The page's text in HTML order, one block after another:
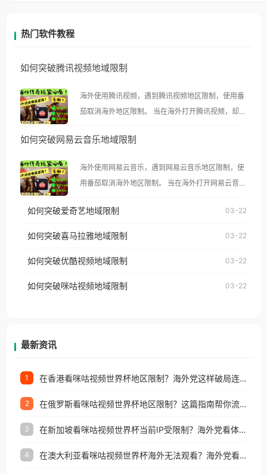
热门软件教程
如何突破腾讯视频地域限制
海外使用腾讯视频，遇到腾讯视频地区限制，使用番
茄取消海外地区限制。 当在海外打开腾讯视频，却突
示语。 海外用户如香港、澳门、台湾、美国、加拿
像其他音乐平台一样，出现地区及版权限制问题，且
仅能在中国大陆地区播放。 遇到这个问题的朋友们，
使用番茄回国加速器，即可解决「海外用户收听腾讯
台湾、美国、加拿大、澳大利亚、欧洲等国家和地区
权限制所困扰。
如何突破网易云音乐地域限制
海外使用网易云音乐，遇到网易云音乐地区限制，使
用番茄取消海外地区限制。 当在海外打开网易云音
播放”的提示语。 海外用户如香港、澳门、台湾、美
国、加拿大、澳大利亚、欧洲等国家和地区时，网易
制问题，且仅能在中国大陆地区播放。 遇到这个问题
户收听网易云音乐地区版权限制」的问题，无论人在
如何突破爱奇艺地域限制 03-22
如何突破喜马拉雅地域限制 03-22
如何突破优酷视频地域限制 03-22
如何突破咪咕视频地域限制 03-22
最新资讯
1 在香港看咪咕视频世界杯地区限制？海外党这样破局连看7天不卡顿！
2 在俄罗斯看咪咕视频世界杯地区限制？这篇指南帮你流畅看中文解说赛事
3 在新加坡看咪咕视频世界杯当前IP受限制？海外党看体育赛事的终极破局指南
4 在澳大利亚看咪咕视频世界杯海外无法观看？海外党看国内体育直播的终极解法